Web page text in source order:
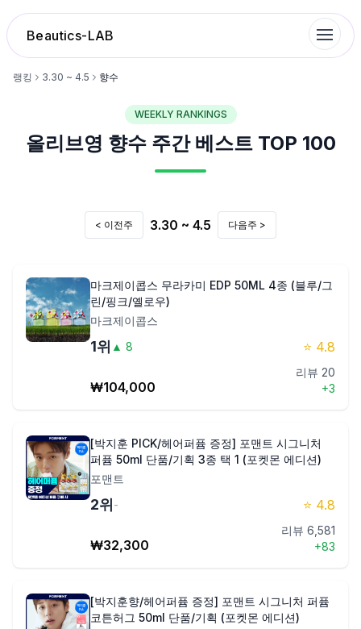
Beautics-LAB
나의 스킨케어
찜 목록
Login
랭킹 3.30 ~ 4.5 향수
WEEKLY RANKINGS
올리브영 향수주간 베스트 TOP 100
< 이전주 3.30 ~ 4.5 다음주 >
마크제이콥스 무라카미 EDP 50ML 4종 (블루/그
린/핑크/옐로우)
마크제이콥스
1위 ▲ 8 ⭐ 4.8
₩104,000
리뷰 20
+3
[박지훈 PICK/헤어퍼퓸 증정] 포맨트 시그니처
퍼퓸 50ml 단품/기획 3종 택 1 (포켓몬 에디션)
포맨트
2위 - ⭐ 4.8
₩32,300
리뷰 6,581
+83
[박지훈향/헤어퍼퓸 증정] 포맨트 시그니처 퍼퓸
코튼허그 50ml 단품/기획 (포켓몬 에디션)